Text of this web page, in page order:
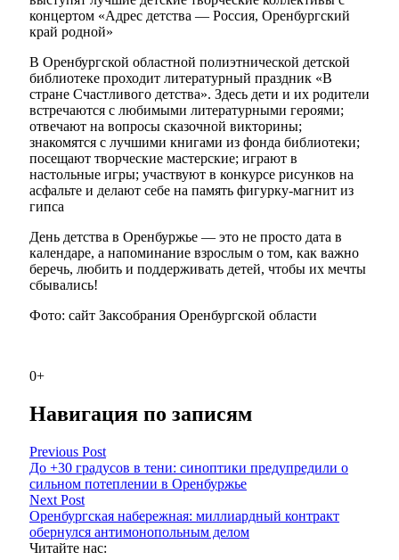
концертом «Адрес детства — Россия, Оренбургский
край родной»
В Оренбургской областной полиэтнической детской
библиотеке проходит литературный праздник «В
стране Счастливого детства». Здесь дети и их родители
встречаются с любимыми литературными героями;
отвечают на вопросы сказочной викторины;
знакомятся с лучшими книгами из фонда библиотеки;
посещают творческие мастерские; играют в
настольные игры; участвуют в конкурсе рисунков на
асфальте и делают себе на память фигурку-магнит из
гипса
День детства в Оренбуржье — это не просто дата в
календаре, а напоминание взрослым о том, как важно
беречь, любить и поддерживать детей, чтобы их мечты
сбывались!
Фото: сайт Заксобрания Оренбургской области
0+
Навигация по записям
Previous Post
До +30 градусов в тени: синоптики предупредили о
сильном потеплении в Оренбуржье
Next Post
Оренбургская набережная: миллиардный контракт
обернулся антимонопольным делом
Читайте нас: